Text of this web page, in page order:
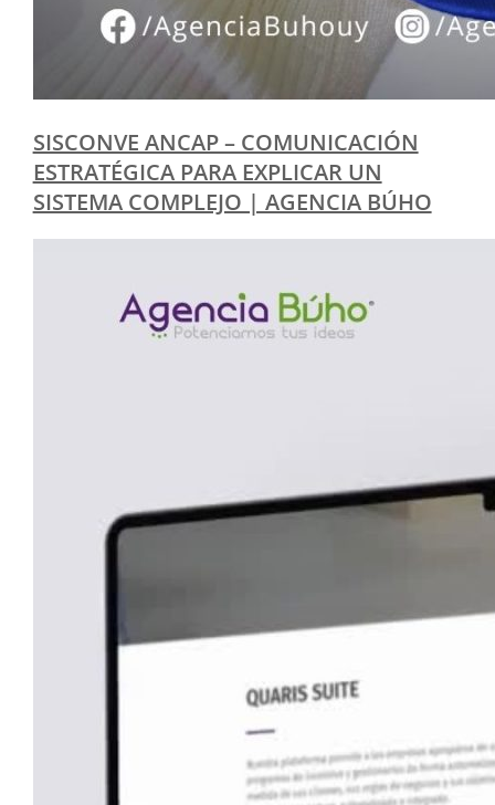
SISCONVE ANCAP – COMUNICACIÓN
ESTRATÉGICA PARA EXPLICAR UN
SISTEMA COMPLEJO | AGENCIA BÚHO